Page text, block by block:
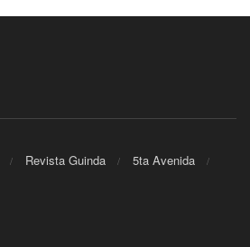
Revista Guinda
5ta Avenida